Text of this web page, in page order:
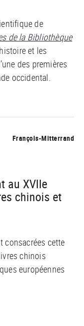
de
de la Bibliothèque
et les
des premières
occidental.
François-Mitterrand
au XVIIe
chinois et
consacrées cette
chinois
européennes